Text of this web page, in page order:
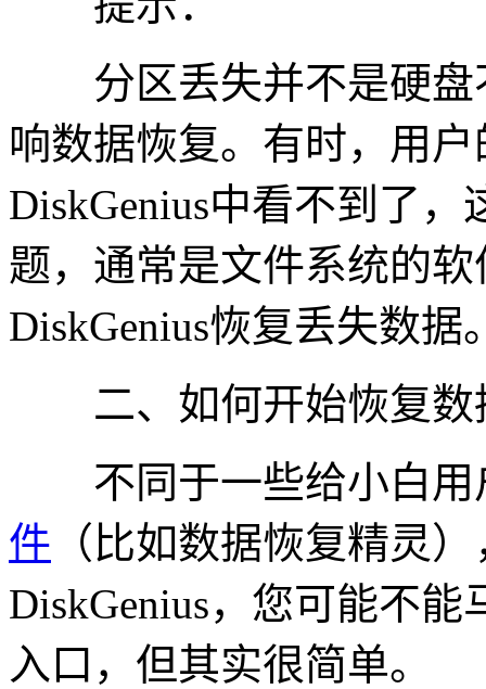
分区丢失并不是硬盘
响数据恢复。有时，用
DiskGenius中看不到了
题，通常是文件系统的
DiskGenius恢复丢失数据
二、如何开始恢复数
不同于一些给小白用
件 （比如数据恢复精灵
DiskGenius，您可能不
入口，但其实很简单。